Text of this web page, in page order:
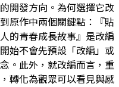
開發方向。為何選擇它改
原作中兩個關鍵點：『貼
的青春成長故事』是改編
始不會先預設「改編」或
。此外，就改編而言，重
轉化為觀眾可以看見與感